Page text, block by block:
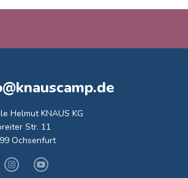
Helmut KNAUS KG
Str. 11
Ochsenfurt
InstagramYoutube